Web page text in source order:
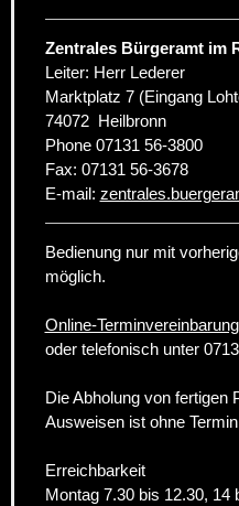
Zentrales Bürgeramt im
Leiter: Herr Lederer
Marktplatz 7 (Eingang
74072 Heilbronn
Phone 07131 56-3800
Fax: 07131 56-3678
E-mail:
Bedienung nur mit
möglich.
Online-
oder telefonisch unter
Die Abholung von fertigen
Ausweisen ist ohne
Erreichbarkeit
Montag 7.30 bis 12.30, 14